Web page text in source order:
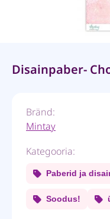
Disainpaber-
Bränd:
Mintay
Kategooria:
Paberid ja
Soodus!